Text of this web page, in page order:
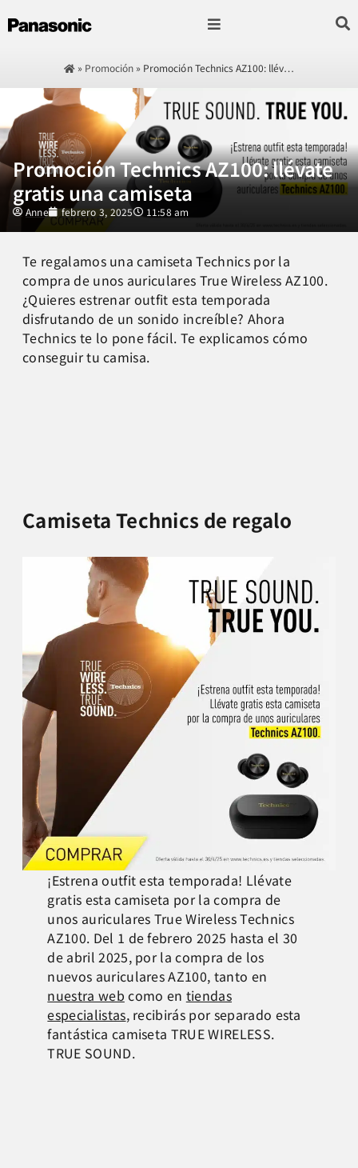
» Promoción » Promoción Technics AZ100: llév…
Promoción Technics AZ100: llévate
gratis una camiseta
Anne febrero 3, 2025 11:58 am
Te regalamos una camiseta Technics por la
compra de unos auriculares True Wireless AZ100.
¿Quieres estrenar outfit esta temporada
disfrutando de un sonido increíble? Ahora
Technics te lo pone fácil. Te explicamos cómo
conseguir tu camisa.
Camiseta Technics de regalo
¡Estrena outfit esta temporada! Llévate
gratis esta camiseta por la compra de
unos auriculares True Wireless Technics
AZ100. Del 1 de febrero 2025 hasta el 30
de abril 2025, por la compra de los
nuevos auriculares AZ100, tanto en
nuestra web como en tiendas
especialistas, recibirás por separado esta
fantástica camiseta TRUE WIRELESS.
TRUE SOUND.